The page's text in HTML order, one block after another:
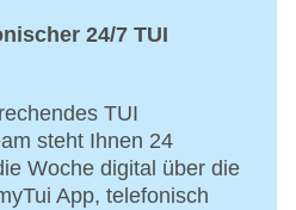
24/7 TUI
TUI
steht Ihnen 24
Woche digital über die
App, telefonisch